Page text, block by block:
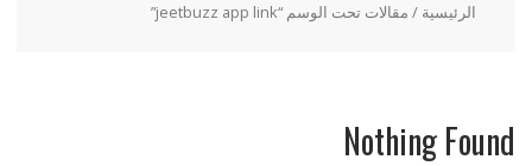
الرئيسية / مقالات تحت الوسم “jeetbuzz app link”
Nothing Found